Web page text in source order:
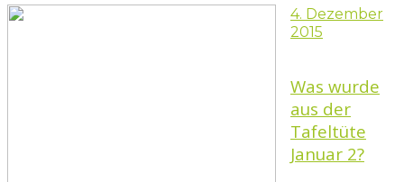
4. Dezember
2015
Was wurde
aus der
Tafeltüte
Januar 2?